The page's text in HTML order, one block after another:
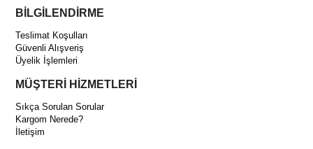
BİLGİLENDİRME
Teslimat Koşulları
Güvenli Alışveriş
Üyelik İşlemleri
MÜŞTERİ HİZMETLERİ
Sıkça Sorulan Sorular
Kargom Nerede?
İletişim